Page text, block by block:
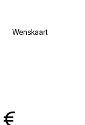
Wenskaart
€